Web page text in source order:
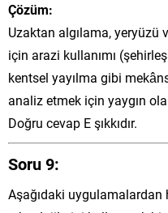
Çözüm:
Uzaktan algılama, yeryüzü
için arazi kullanımı
kentsel yayılma gibi
analiz etmek için yaygın
Doğru cevap E şıkkıdır.
Soru 9:
Aşağıdaki